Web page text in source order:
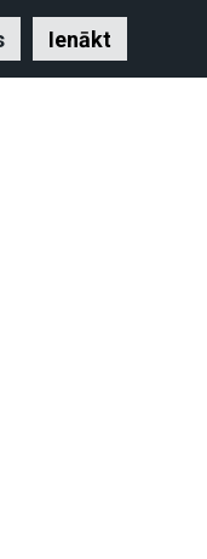
Ienākt